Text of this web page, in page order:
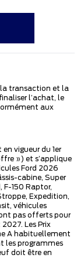
transaction et la
l’achat, le
aux
vigueur du 1er
») et s’applique
Ford 2026
cabine, Super
150 Raptor,
Expedition,
véhicules
pas offerts pour
Les Prix
A habituellement
les programmes
doit être en